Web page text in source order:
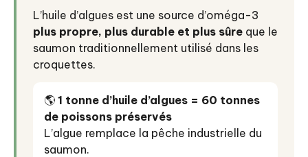
L’huile d’algues est une source d’oméga-3
plus propre, plus durable et plus sûre que le
saumon traditionnellement utilisé dans les
croquettes.
🌎 1 tonne d’huile d’algues = 60 tonnes
de poissons préservés
L’algue remplace la pêche industrielle du
saumon.